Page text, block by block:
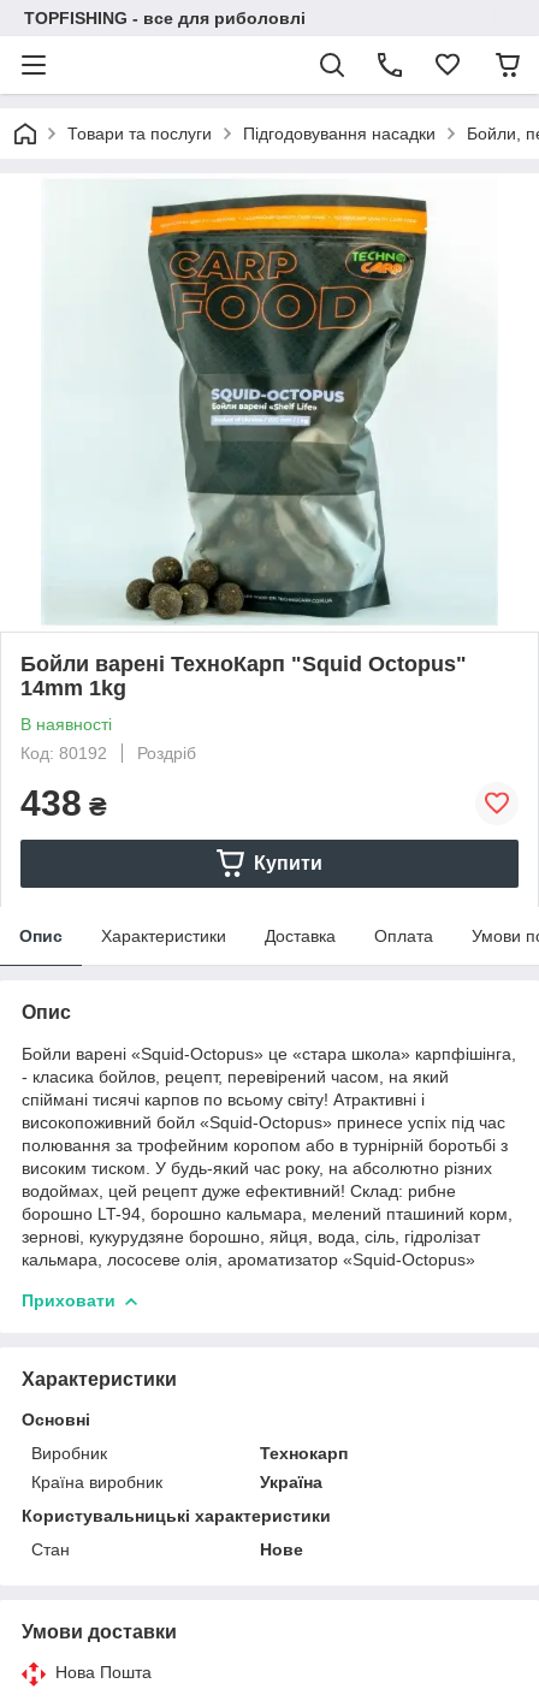
TOPFISHING - все для риболовлі
Товари та послуги Підгодовування насадки Бойли,
Бойли варені ТехноКарп "Squid Octopus"
14mm 1kg
В наявності
Код: 80192
Роздріб
438 ₴
Купити
Опис Характеристики Доставка Оплата Умови
Опис
Бойли варені «Squid-Octopus» це «стара школа» карпфішінга,
- класика бойлов, рецепт, перевірений часом, на який
спіймані тисячі карпов по всьому світу! Атрактивні і
високопоживний бойл «Squid-Octopus» принесе успіх під час
полювання за трофейним коропом або в турнірній боротьбі з
високим тиском. У будь-який час року, на абсолютно різних
водоймах, цей рецепт дуже ефективний! Склад: рибне
борошно LT-94, борошно кальмара, мелений пташиний корм,
зернові, кукурудзяне борошно, яйця, вода, сіль, гідролізат
кальмара, лососеве олія, ароматизатор «Squid-Octopus»
Приховати
Характеристики
Основні
Виробник
Технокарп
Країна виробник
Україна
Користувальницькі характеристики
Стан
Нове
Умови доставки
Нова Пошта